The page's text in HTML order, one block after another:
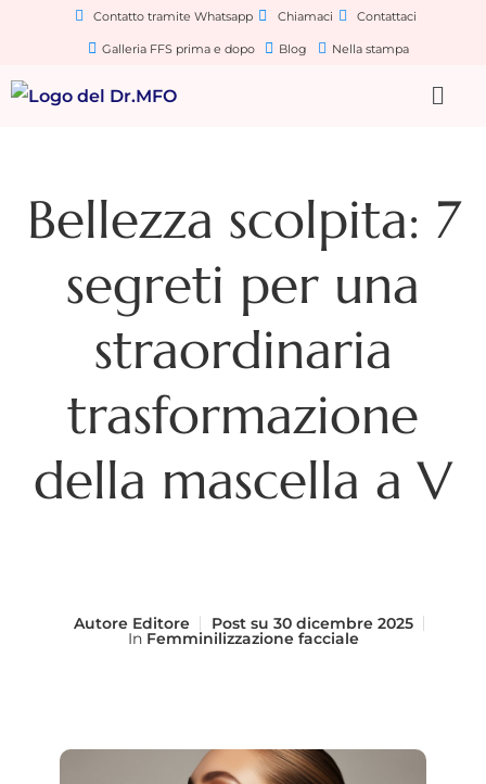
Contatto tramite Whatsapp Chiamaci Contattaci
Galleria FFS prima e dopo Blog Nella stampa
Bellezza scolpita: 7
segreti per una
straordinaria
trasformazione
della mascella a V
AutoreEditore Post su 30 dicembre 2025
In Femminilizzazione facciale